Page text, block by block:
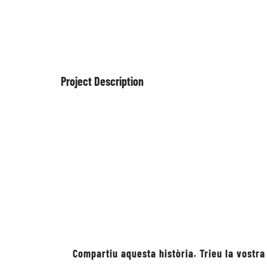
Project Description
Compartiu aquesta història. Trieu la